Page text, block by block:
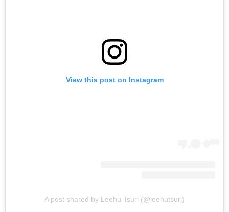
View this post on Instagram
A post shared by Leehu Tsuri (@leehutsuri)